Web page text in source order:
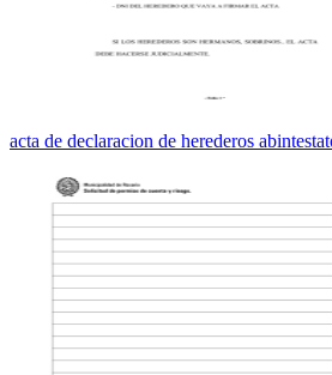
acta de declaracion de herederos